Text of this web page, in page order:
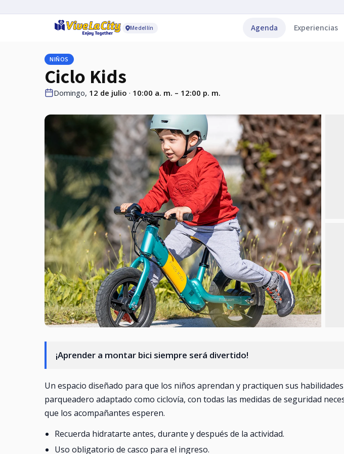
Medellín Agenda Experiencias
NIÑOS
Ciclo Kids
Domingo, 12 de julio · 10:00 a. m. – 12:00 p. m.
¡Aprender a montar bici siempre será divertido!
Un espacio diseñado para que los niños aprendan y practiquen sus
parqueadero adaptado como ciclovía, con todas las medidas de seguridad
que los acompañantes esperen.
Recuerda hidratarte antes, durante y después de la actividad.
Uso obligatorio de casco para el ingreso.